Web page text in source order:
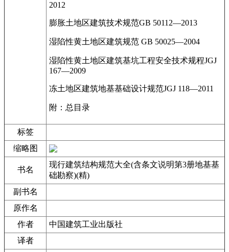
2012
膨胀土地区建筑技术规范GB 50112—2013
湿陷性黄土地区建筑规范 GB 50025—2004
湿陷性黄土地区建筑基坑工程安全技术规程JGJ
167—2009
冻土地区建筑地基基础设计规范JGJ 118—2011
附：总目录
标签
缩略图
书名
现行建筑结构规范大全(含条文说明第3册地基基
础勘察)(精)
副书名
原作名
作者
中国建筑工业出版社
译者